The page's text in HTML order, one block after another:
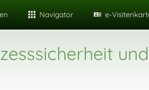
Navigator e-